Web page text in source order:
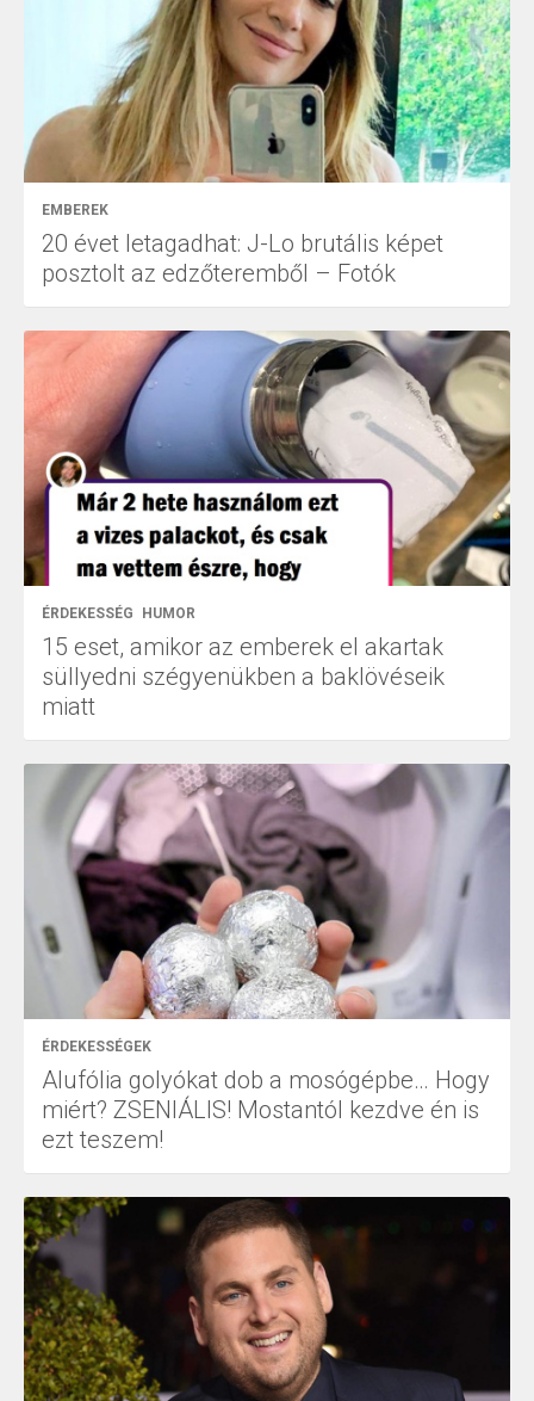
EMBEREK
20 évet letagadhat: J-Lo brutális képet
posztolt az edzőteremből – Fotók
ÉRDEKESSÉG HUMOR
15 eset, amikor az emberek el akartak
süllyedni szégyenükben a baklövéseik
miatt
ÉRDEKESSÉGEK
Alufólia golyókat dob a mosógépbe… Hogy
miért? ZSENIÁLIS! Mostantól kezdve én is
ezt teszem!